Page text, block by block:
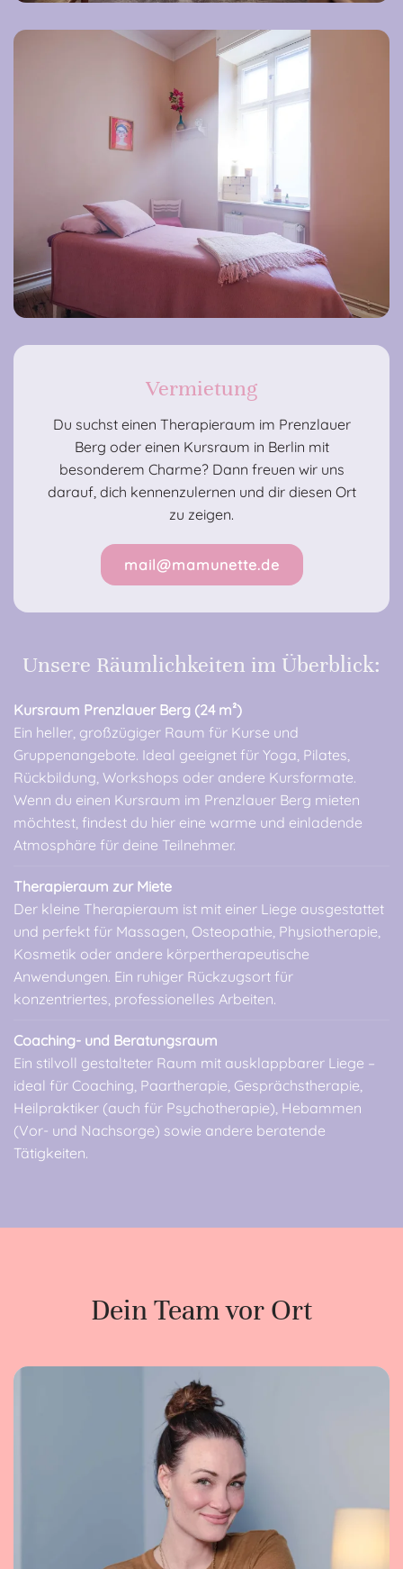
Vermietung
Du suchst einen Therapieraum im Prenzlauer
Berg oder einen Kursraum in Berlin mit
besonderem Charme? Dann freuen wir uns
darauf, dich kennenzulernen und dir diesen Ort
zu zeigen.
mail@mamunette.de
Unsere Räumlichkeiten im Überblick:
Kursraum Prenzlauer Berg (24 m²)
Ein heller, großzügiger Raum für Kurse und
Gruppenangebote. Ideal geeignet für Yoga, Pilates,
Rückbildung, Workshops oder andere Kursformate.
Wenn du einen Kursraum im Prenzlauer Berg mieten
möchtest, findest du hier eine warme und einladende
Atmosphäre für deine Teilnehmer.
Therapieraum zur Miete
Der kleine Therapieraum ist mit einer Liege ausgestattet
und perfekt für Massagen, Osteopathie, Physiotherapie,
Kosmetik oder andere körpertherapeutische
Anwendungen. Ein ruhiger Rückzugsort für
konzentriertes, professionelles Arbeiten.
Coaching- und Beratungsraum
Ein stilvoll gestalteter Raum mit ausklappbarer Liege –
ideal für Coaching, Paartherapie, Gesprächstherapie,
Heilpraktiker (auch für Psychotherapie), Hebammen
(Vor- und Nachsorge) sowie andere beratende
Tätigkeiten.
Dein Team vor Ort